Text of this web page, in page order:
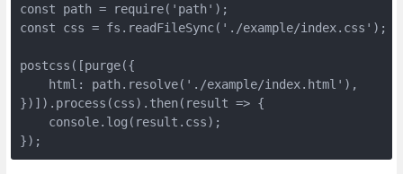
const path = require('path');
const css = fs.readFileSync('./example/index.css');
postcss([purge({
    html: path.resolve('./example/index.html'),
})]).process(css).then(result => {
    console.log(result.css);
});